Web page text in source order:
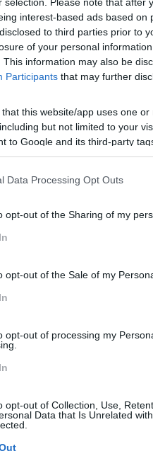
interest-based ads based
to third parties prior to
of your personal
This information may also be
Participants that may further
that this website/app uses one
but not limited to your
to Google and its third-party
consent section.
Data Processing Opt Outs
opt-out of the Sharing of my
opt-out of the Sale of my
opt-out of processing my
opt-out of Collection, Use,
Data that Is Unrelated